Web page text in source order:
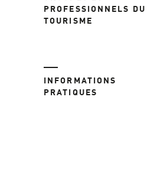
PROFESSIONNELS DU
TOURISME
INFORMATIONS
PRATIQUES